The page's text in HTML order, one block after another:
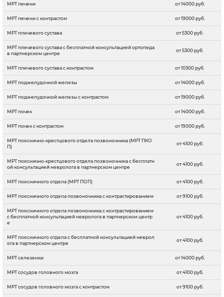
МРТ печени от 14000 руб.
МРТ печени с контрастом от 19000 руб.
МРТ плечевого сустава от 5300 руб.
МРТ плечевого сустава с бесплатной консультацией ортопеда
в партнерском центре
от 5300 руб.
МРТ плечевого сустава с контрастом от 10300 руб.
МРТ поджелудочной железы от 14000 руб.
МРТ поджелудочной железы с контрастом от 19000 руб.
МРТ почек от 14000 руб.
МРТ почек с контрастом от 19000 руб.
МРТ пояснично-крестцового отдела позвоночника (МРТ ПКО
П)
от 4100 руб.
МРТ пояснично-крестцового отдела позвоночника с бесплатн
ой консультацией невролога в партнерском центре
от 4100 руб.
МРТ поясничного отдела (МРТ ПОП) от 4100 руб.
МРТ поясничного отдела позвоночника c контрастированием от 9100 руб.
МРТ поясничного отдела позвоночника c контрастированием
с бесплатной консультацией невролога в партнерском центр
е
от 4100 руб.
МРТ поясничного отдела с бесплатной консультацией неврол
ога в партнерском центре
от 4100 руб.
МРТ селезенки от 14000 руб.
МРТ сосудов головного мозга от 4100 руб.
МРТ сосудов головного мозга с контрастом от 9100 руб.